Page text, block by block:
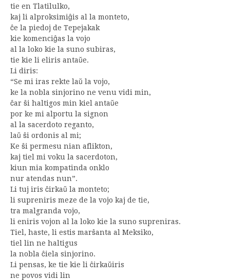
tie en Tlatilulko,
kaj li alproksimiĝis al la monteto,
ĉe la piedoj de Tepejakak
kie komenciĝas la vojo
al la loko kie la suno subiras,
tie kie li eliris antaŭe.
Li diris:
“Se mi iras rekte laŭ la vojo,
ke la nobla sinjorino ne venu vidi min,
ĉar ŝi haltigos min kiel antaŭe
por ke mi alportu la signon
al la sacerdoto reganto,
laŭ ŝi ordonis al mi;
Ke ŝi permesu nian aflikton,
kaj tiel mi voku la sacerdoton,
kiun mia kompatinda onklo
nur atendas nun”.
Li tuj iris ĉirkaŭ la monteto;
li supreniris meze de la vojo kaj de tie,
tra malgranda vojo,
li eniris vojon al la loko kie la suno supreniras.
Tiel, haste, li estis marŝanta al Meksiko,
tiel lin ne haltigus
la nobla ĉiela sinjorino.
Li pensas, ke tie kie li ĉirkaŭiris
ne povos vidi lin